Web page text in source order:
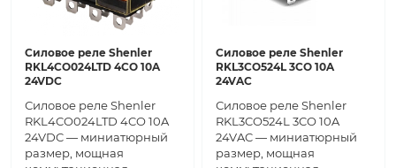
Силовое реле Shenler
RKL4CO024LTD 4CO 10A
24VDC
Силовое реле Shenler
RKL4CO024LTD 4CO 10A
24VDC — миниатюрный
размер, мощная
Силовое реле Shenler
RKL3CO524L 3CO 10A
24VAC
Силовое реле Shenler
RKL3CO524L 3CO 10A
24VAC — миниатюрный
размер, мощная